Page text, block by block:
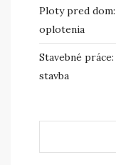
Ploty pred
oplotenia
Stavebné
stavba